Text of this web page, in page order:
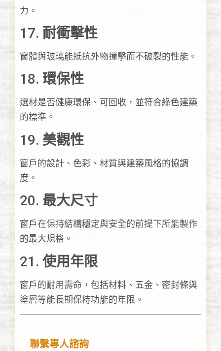
力。
17. 耐衝擊性
窗體與玻璃能抵抗外物撞擊而不破裂的性能。
18. 環保性
選材是否健康環保、可回收，並符合綠色建築
的標準。
19. 美觀性
窗戶的設計、色彩、材質與建築風格的協調
度。
20. 最大尺寸
窗戶在保持結構穩定與安全的前提下所能製作
的最大規格。
21. 使用年限
窗戶的耐用壽命，包括材料、五金、密封條與
塗層等能長期保持功能的年限。
聯繫專人諮詢